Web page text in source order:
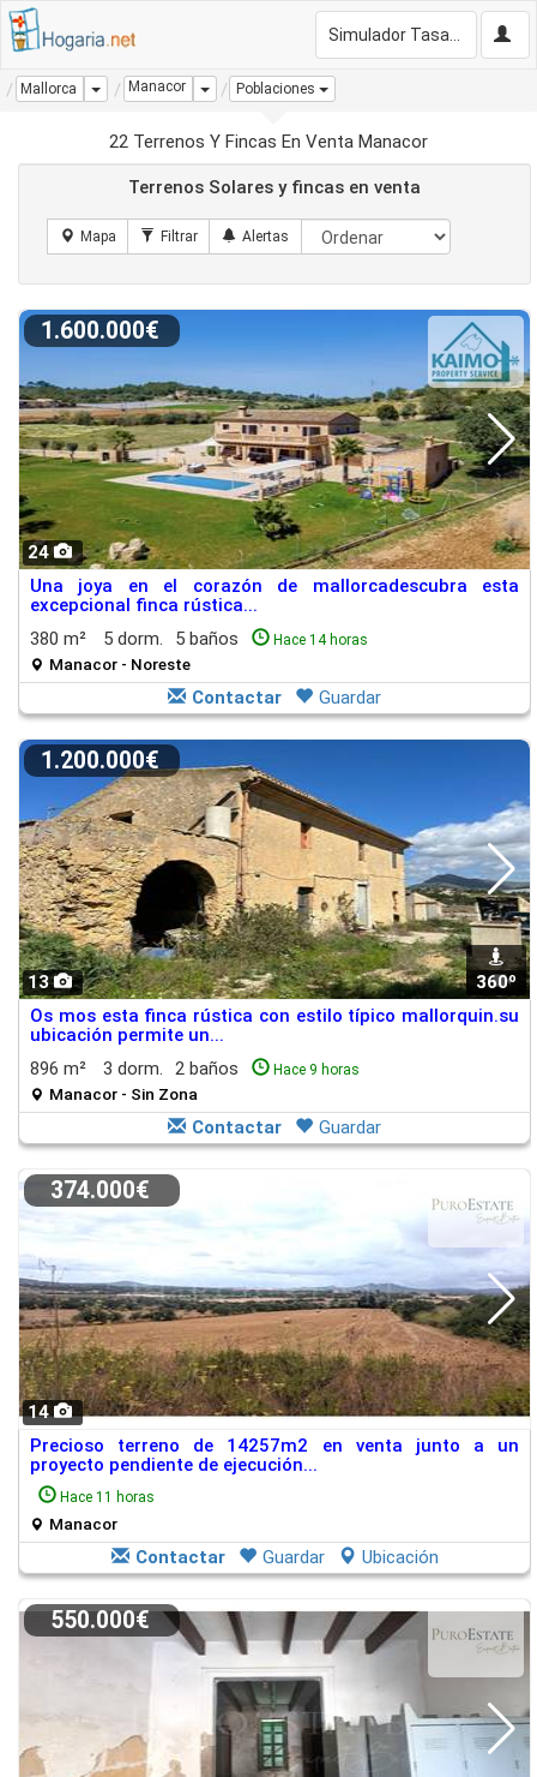
Mallorca Dropdown
Manacor Dropdown
Poblaciones
22 Terrenos Y Fincas En Venta Manacor
Terrenos Solares y fincas en venta
24
1.600.000€
Una joya en el corazón de mallorcadescubra esta
excepcional finca rústica...
380 m²
5 dorm. 5 baños Hace 14 horas
Manacor - Noreste
Contactar Guardar
13 1
360º
1.200.000€
Os mos esta finca rústica con estilo típico mallorquin.su
ubicación permite un...
896 m²
3 dorm. 2 baños Hace 9 horas
Manacor - Sin Zona
Contactar Guardar
14
374.000€
Precioso terreno de 14257m2 en venta junto a un
proyecto pendiente de ejecución...
Hace 11 horas
Manacor
Contactar Guardar Ubicación
550.000€